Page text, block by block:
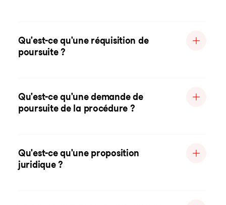
Qu'est-ce qu'une réquisition de
poursuite ?
Qu'est-ce qu'une demande de
poursuite de la procédure ?
Qu'est-ce qu'une proposition
juridique ?